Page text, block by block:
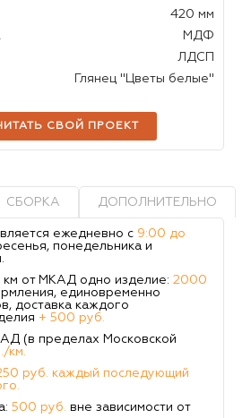
420 мм
МДФ
ЛДСП
Глянец "Цветы белые"
СВОЙ ПРОЕКТ
СБОРКА ДОПОЛНИТЕЛЬНО
ежедневно с 9:00 до
понедельника и
км от МКАД одно изделие: 2000
единовременно
доставка каждого
+ 500 руб.
(в пределах Московской
км.
руб. каждый последующий
500 руб. вне зависимости от